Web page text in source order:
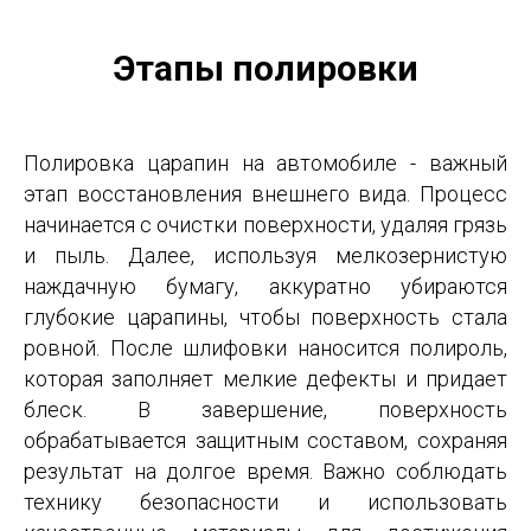
Этапы полировки
Полировка царапин на автомобиле - важный
этап восстановления внешнего вида. Процесс
начинается с очистки поверхности, удаляя грязь
и пыль. Далее, используя мелкозернистую
наждачную бумагу, аккуратно убираются
глубокие царапины, чтобы поверхность стала
ровной. После шлифовки наносится полироль,
которая заполняет мелкие дефекты и придает
блеск. В завершение, поверхность
обрабатывается защитным составом, сохраняя
результат на долгое время. Важно соблюдать
технику безопасности и использовать